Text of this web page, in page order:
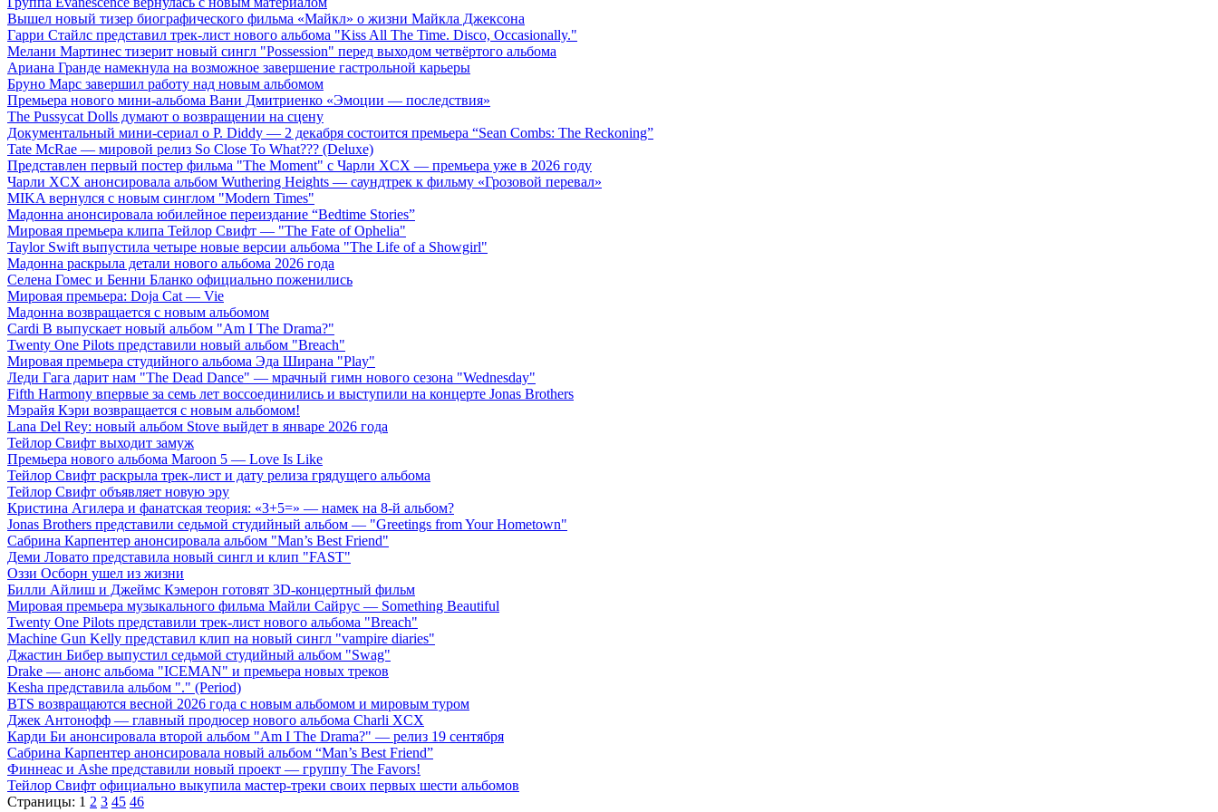
Вышел новый тизер биографического фильма «Майкл» о жизни Майкла Джексона
Гарри Стайлс представил трек-лист нового альбома "Kiss All The Time. Disco, Occasionally."
Мелани Мартинес тизерит новый сингл "Possession" перед выходом четвёртого альбома
Ариана Гранде намекнула на возможное завершение гастрольной карьеры
Бруно Марс завершил работу над новым альбомом
Премьера нового мини-альбома Вани Дмитриенко «Эмоции — последствия»
The Pussycat Dolls думают о возвращении на сцену
Документальный мини-сериал о P. Diddy — 2 декабря состоится премьера “Sean Combs: The Reckoning”
Tate McRae — мировой релиз So Close To What??? (Deluxe)
Представлен первый постер фильма "The Moment" с Чарли XCX — премьера уже в 2026 году
Чарли XCX анонсировала альбом Wuthering Heights — саундтрек к фильму «Грозовой перевал»
MIKA вернулся с новым синглом "Modern Times"
Мадонна анонсировала юбилейное переиздание “Bedtime Stories”
Мировая премьера клипа Тейлор Свифт — "The Fate of Ophelia"
Taylor Swift выпустила четыре новые версии альбома "The Life of a Showgirl"
Мадонна раскрыла детали нового альбома 2026 года
Селена Гомес и Бенни Бланко официально поженились
Мировая премьера: Doja Cat — Vie
Мадонна возвращается с новым альбомом
Cardi B выпускает новый альбом "Am I The Drama?"
Twenty One Pilots представили новый альбом "Breach"
Мировая премьера студийного альбома Эда Ширана "Play"
Леди Гага дарит нам "The Dead Dance" — мрачный гимн нового сезона "Wednesday"
Fifth Harmony впервые за семь лет воссоединились и выступили на концерте Jonas Brothers
Мэрайя Кэри возвращается с новым альбомом!
Lana Del Rey: новый альбом Stove выйдет в январе 2026 года
Тейлор Свифт выходит замуж
Премьера нового альбома Maroon 5 — Love Is Like
Тейлор Свифт раскрыла трек-лист и дату релиза грядущего альбома
Тейлор Свифт объявляет новую эру
Кристина Агилера и фанатская теория: «3+5=» — намек на 8-й альбом?
Jonas Brothers представили седьмой студийный альбом — "Greetings from Your Hometown"
Сабрина Карпентер анонсировала альбом "Man’s Best Friend"
Деми Ловато представила новый сингл и клип "FAST"
Оззи Осборн ушел из жизни
Билли Айлиш и Джеймс Кэмерон готовят 3D-концертный фильм
Мировая премьера музыкального фильма Майли Сайрус — Something Beautiful
Twenty One Pilots представили трек-лист нового альбома "Breach"
Machine Gun Kelly представил клип на новый сингл "vampire diaries"
Джастин Бибер выпустил седьмой студийный альбом "Swag"
Drake — анонс альбома "ICEMAN" и премьера новых треков
Kesha представила альбом "." (Period)
BTS возвращаются весной 2026 года с новым альбомом и мировым туром
Джек Антонофф — главный продюсер нового альбома Charli XCX
Карди Би анонсировала второй альбом "Am I The Drama?" — релиз 19 сентября
Сабрина Карпентер анонсировала новый альбом “Man’s Best Friend”
Финнеас и Ashe представили новый проект — группу The Favors!
Тейлор Свифт официально выкупила мастер-треки своих первых шести альбомов
Страницы: 1 2 3 45 46